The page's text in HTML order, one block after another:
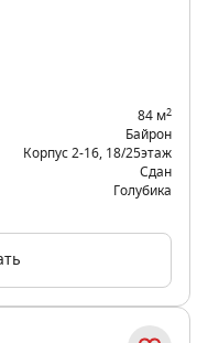
84 м2
Байрон
Корпус 2-16 18/25этаж
Сдан
Голубика